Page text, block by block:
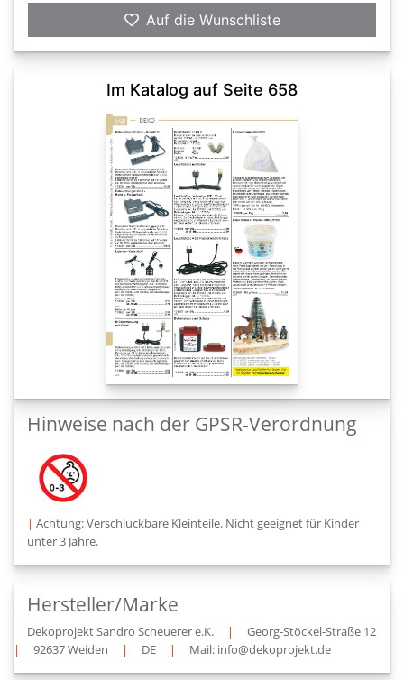
Auf die Wunschliste
Im Katalog auf Seite 658
Hinweise nach der GPSR-Verordnung
| Achtung: Verschluckbare Kleinteile. Nicht geeignet für Kinder
unter 3 Jahre.
Hersteller/Marke
Dekoprojekt Sandro Scheuerer e.K. |
Georg-Stöckel-Straße 12
|
92637 Weiden | DE | Mail: info@dekoprojekt.de